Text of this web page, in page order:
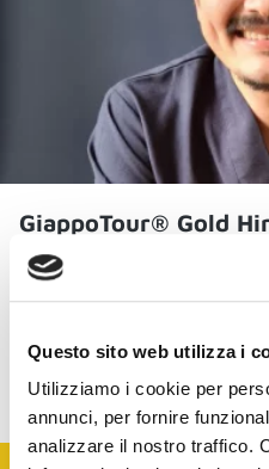
Questo sito web utilizza i
Utilizziamo i cookie per
annunci, per fornire
analizzare il nostro traffico.
GiappoTour® Gold
Giappone
Viaggio di 10 giorni in Giappone con
12 giorni / 9 notti
Voli inclusi